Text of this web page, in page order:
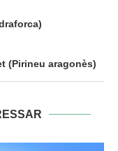
(Pirineu aragonès)